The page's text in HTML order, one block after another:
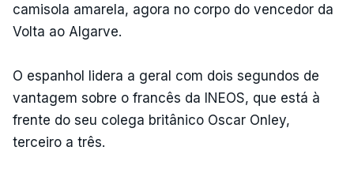
camisola amarela, agora no corpo do vencedor da
Volta ao Algarve.
O espanhol lidera a geral com dois segundos de
vantagem sobre o francês da INEOS, que está à
frente do seu colega britânico Oscar Onley,
terceiro a três.